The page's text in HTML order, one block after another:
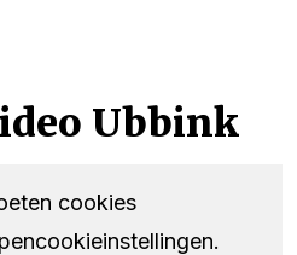
Ubbink
cookies
.